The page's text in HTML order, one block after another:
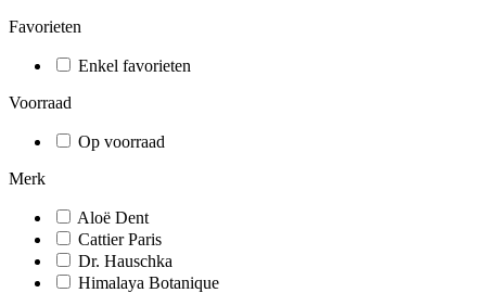
Favorieten
Enkel favorieten
Voorraad
Op voorraad
Merk
Aloë Dent
Cattier Paris
Dr. Hauschka
Himalaya Botanique